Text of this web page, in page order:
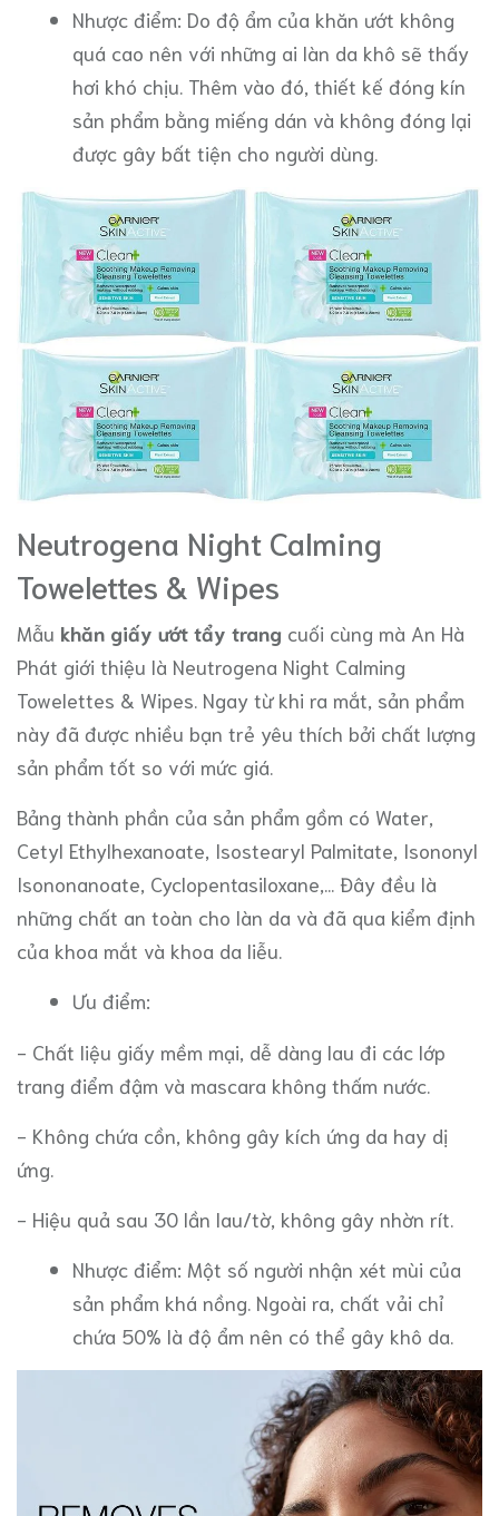
Nhược điểm: Do độ ẩm của khăn ướt không
quá cao nên với những ai làn da khô sẽ thấy
hơi khó chịu. Thêm vào đó, thiết kế đóng kín
sản phẩm bằng miếng dán và không đóng lại
được gây bất tiện cho người dùng.
Neutrogena Night Calming
Towelettes & Wipes
Mẫu khăn giấy ướt tẩy trang cuối cùng mà An Hà
Phát giới thiệu là Neutrogena Night Calming
Towelettes & Wipes. Ngay từ khi ra mắt, sản phẩm
này đã được nhiều bạn trẻ yêu thích bởi chất lượng
sản phẩm tốt so với mức giá.
Bảng thành phần của sản phẩm gồm có Water,
Cetyl Ethylhexanoate, Isostearyl Palmitate, Isononyl
Isononanoate, Cyclopentasiloxane,... Đây đều là
những chất an toàn cho làn da và đã qua kiểm định
của khoa mắt và khoa da liễu.
Ưu điểm:
- Chất liệu giấy mềm mại, dễ dàng lau đi các lớp
trang điểm đậm và mascara không thấm nước.
- Không chứa cồn, không gây kích ứng da hay dị
ứng.
- Hiệu quả sau 30 lần lau/tờ, không gây nhờn rít.
Nhược điểm: Một số người nhận xét mùi của
sản phẩm khá nồng. Ngoài ra, chất vải chỉ
chứa 50% là độ ẩm nên có thể gây khô da.